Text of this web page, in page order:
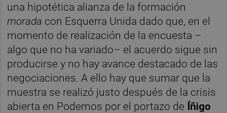
una hipotética alianza de la formación
morada con Esquerra Unida dado que, en el
momento de realización de la encuesta –
algo que no ha variado– el acuerdo sigue sin
producirse y no hay avance destacado de las
negociaciones. A ello hay que sumar que la
muestra se realizó justo después de la crisis
abierta en Podemos por el portazo de Íñigo